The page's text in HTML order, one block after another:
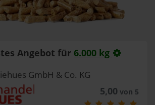
Angebot für 6.000 kg
GmbH & Co. KG
5,00 von 5